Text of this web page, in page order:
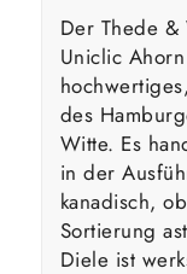
Der Thede &
Uniclic
des
Witte. Es
in der
kanadisch,
Sortierung
Diele ist